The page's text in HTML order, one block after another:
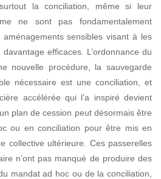
la conciliation, même si leur
ne sont pas fondamentalement
aménagements sensiblesvisant à les
efficaces. L’ordonnance du
nouvelle procédure, la sauvegarde
nécessaire est une conciliation, et
accélérée qui l’a inspiré devient
plan de cession peut désormais être
ou en conciliation pour être mis en
collective ultérieure. Ces passerelles
n’ont pas manqué de produire des
mandat ad hoc ou de la conciliation,